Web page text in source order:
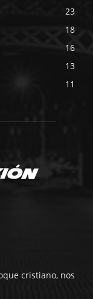
23
18
16
13
11
cristiano, nos